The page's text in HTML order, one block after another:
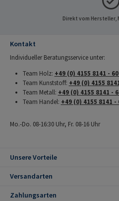
Direkt vom Hersteller,
Kontakt
Individueller Beratungsservice unter:
Team Holz: +49 (0) 4155 8141 -
Team Kunststoff: +49 (0) 4155
Team Metall: +49 (0) 4155 8141 -
Team Handel: +49 (0) 4155 8141 -
Mo.-Do. 08-16:30 Uhr, Fr. 08-16 Uhr
Unsere Vorteile
Versandarten
Zahlungsarten